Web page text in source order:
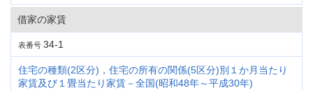
借家の家賃
表番号 34-1
住宅の種類(2区分)，住宅の所有の関係(5区分)別１か月当たり
家賃及び１畳当たり家賃－全国(昭和48年～平成30年)